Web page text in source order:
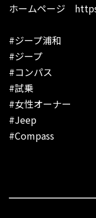
ホームページ
#ジープ浦和
#ジープ
#コンパス
#試乗
#女性オーナー
#Jeep
#Compass